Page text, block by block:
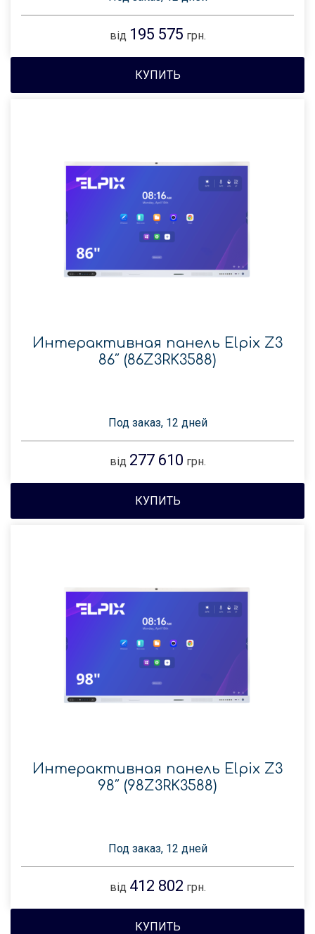
від 195 575 грн.
КУПИТЬ
Интерактивная панель Elpix Z3
86″ (86Z3RK3588)
Под заказ, 12 дней
від 277 610 грн.
КУПИТЬ
Интерактивная панель Elpix Z3
98″ (98Z3RK3588)
Под заказ, 12 дней
від 412 802 грн.
КУПИТЬ